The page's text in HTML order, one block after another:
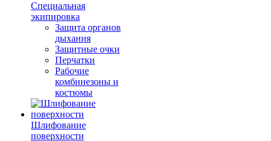
Специальная
экипировка
Защита органов
дыхания
Защитные очки
Перчатки
Рабочие
комбинезоны и
костюмы
Шлифование
поверхности